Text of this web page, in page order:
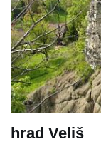
hrad Veliš